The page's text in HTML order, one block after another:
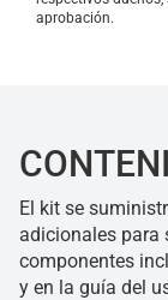
aprobación.
El kit se
adicionales para
componentes
y en la guía del